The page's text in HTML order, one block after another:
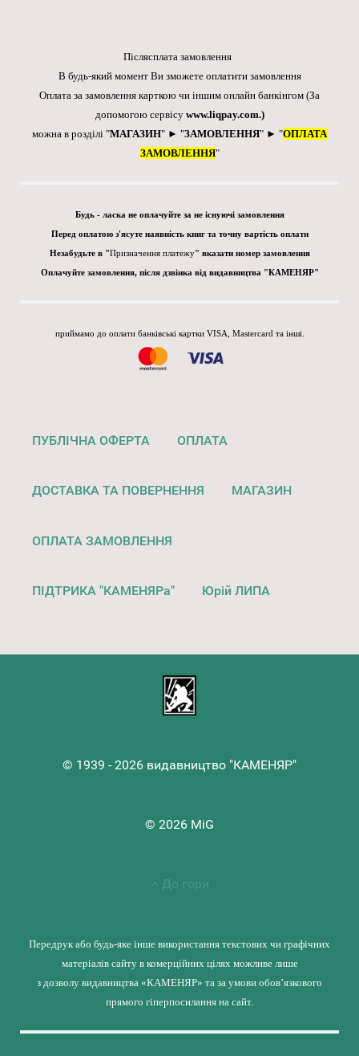
Післясплата замовлення
В будь-який момент Ви зможете оплатити замовлення
Оплата за замовлення карткою чи іншим онлайн банкінгом (За
допомогою сервісу www.liqpay.com.)
можна в розділі "МАГАЗИН" ► "ЗАМОВЛЕННЯ" ► "ОПЛАТА
ЗАМОВЛЕННЯ"
Будь - ласка не оплачуйте за не існуючі замовлення
Перед оплатою з'ясуте наявність книг та точну вартість оплати
Незабудьте в "Призначення платежу" вказати номер замовлення
Оплачуйте замовлення, після дзвінка від видавництва "КАМЕНЯР"
приймамо до оплати банківські картки VISA, Mastercard та інші.
ПУБЛІЧНА ОФЕРТА ОПЛАТА
ДОСТАВКА ТА ПОВЕРНЕННЯ МАГАЗИН
ОПЛАТА ЗАМОВЛЕННЯ
ПІДТРИКА "КАМЕНЯРа" Юрій ЛИПА
© 1939 - 2026 видавництво "КАМЕНЯР"
© 2026 MiG
До гори
Передрук або будь-яке інше використання текстових чи графічних
матеріалів сайту в комерційних цілях можливе лише
з дозволу видавництва «КАМЕНЯР» та за умови обов’язкового
прямого гіперпосилання на сайт.